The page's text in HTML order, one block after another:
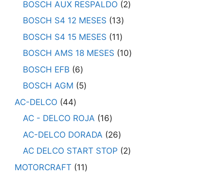
BOSCH AUX RESPALDO
2
BOSCH S4 12 MESES
13
BOSCH S4 15 MESES
11
BOSCH AMS 18 MESES
10
BOSCH EFB
6
BOSCH AGM
5
AC-DELCO
44
AC - DELCO ROJA
16
AC-DELCO DORADA
26
AC DELCO START STOP
2
MOTORCRAFT
11